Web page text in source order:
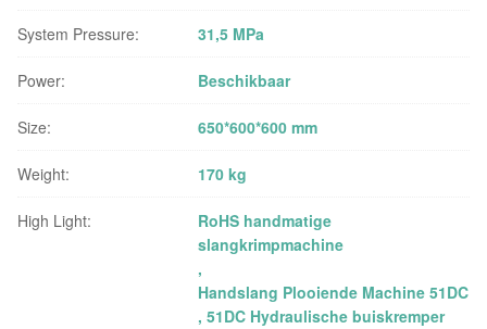
System Pressure: 31,5 MPa
Power: Beschikbaar
Size: 650*600*600 mm
Weight: 170 kg
High Light:
RoHS handmatige
slangkrimpmachine
,
Handslang Plooiende Machine 51DC
,51DC Hydraulische buiskremper